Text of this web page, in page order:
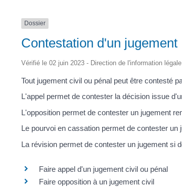
Dossier
Contestation d'un jugement
Vérifié le 02 juin 2023 - Direction de l'information
Tout jugement civil ou pénal peut être contesté
L'appel permet de contester la décision issue
L'opposition permet de contester un jugement
Le pourvoi en cassation permet de contester
La révision permet de contester un jugement si
Faire appel d'un jugement civil ou pénal
Faire opposition à un jugement civil